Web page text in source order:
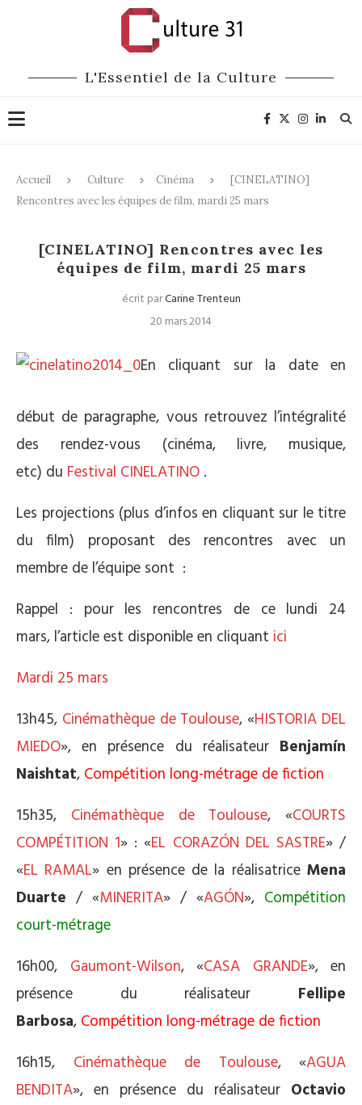
L'Essentiel de la Culture
Accueil Culture Cinéma
[CINELATINO]
Rencontres avec les équipes de film, mardi 25 mars
[CINELATINO] Rencontres avec les
équipes de film, mardi 25 mars
écrit parCarine Trenteun
20 mars 2014
En cliquant sur la date en
début de paragraphe, vous retrouvez l’intégralité
des rendez-vous (cinéma, livre, musique,
etc) du Festival CINELATINO .
Les projections (plus d’infos en cliquant sur le titre
du film) proposant des rencontres avec un
membre de l’équipe sont :
Rappel : pour les rencontres de ce lundi 24
mars, l’article est disponible en cliquant ici
Mardi 25 mars
13h45, Cinémathèque de Toulouse, «HISTORIA DEL
MIEDO», en présence du réalisateur Benjamín
Naishtat, Compétition long-métrage de fiction
15h35, Cinémathèque de Toulouse, «COURTS
COMPÉTITION 1» : «EL CORAZÓN DEL SASTRE» /
«EL RAMAL» en présence de la réalisatriceMena
Duarte / «MINERITA» / «AGÓN», Compétition
court-métrage
16h00, Gaumont-Wilson, «CASA GRANDE», en
présence du réalisateur Fellipe
Barbosa, Compétition long-métrage de fiction
16h15, Cinémathèque de Toulouse, «AGUA
BENDITA», en présence du réalisateur Octavio